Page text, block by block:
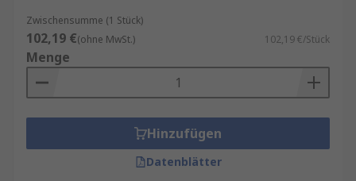
Zwischensumme (1 Stück)
102,19 €(ohne MwSt.) 102,19 €/Stück
Menge
Hinzufügen
Datenblätter